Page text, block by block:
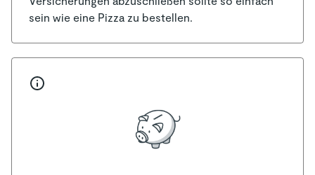
sein wie eine Pizza zu bestellen.